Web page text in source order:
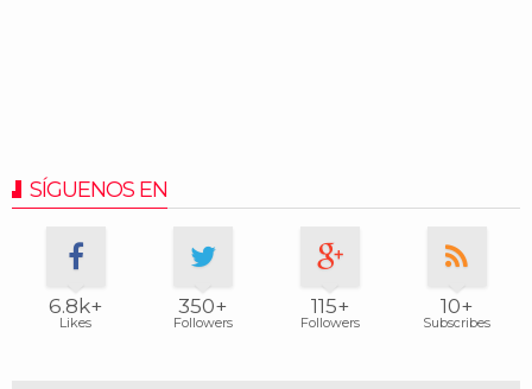
SÍGUENOS EN
6.8k+
Likes
350+
Followers
115+
Followers
10+
Subscribes